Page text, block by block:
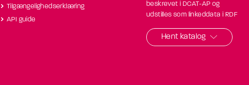
Tilgængelighedserklæring
API guide
beskrevet i DCAT-AP og
udstilles som linkeddata i RDF
Hent katalog